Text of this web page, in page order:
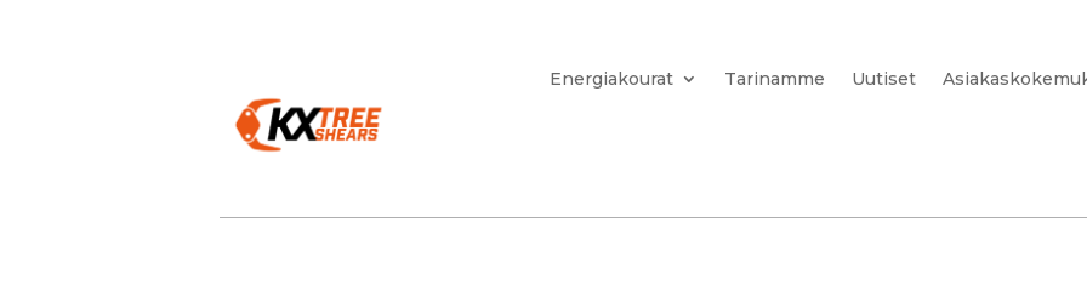
Energiakourat Tarinamme Uutiset